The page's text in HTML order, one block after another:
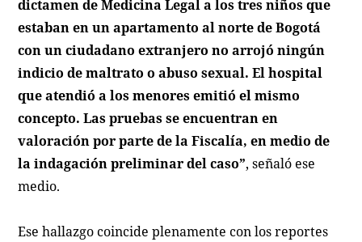
dictamen de Medicina Legal a los tres niños que
estaban en un apartamento al norte de Bogotá
con un ciudadano extranjero no arrojó ningún
indicio de maltrato o abuso sexual. El hospital
que atendió a los menores emitió el mismo
concepto. Las pruebas se encuentran en
valoración por parte de la Fiscalía, en medio de
la indagación preliminar del caso”, señaló ese
medio.
Ese hallazgo coincide plenamente con los reportes